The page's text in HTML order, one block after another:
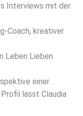
Interviews mit der
Coach, kreativer
Leben Lieben
einer
lässt Claudia